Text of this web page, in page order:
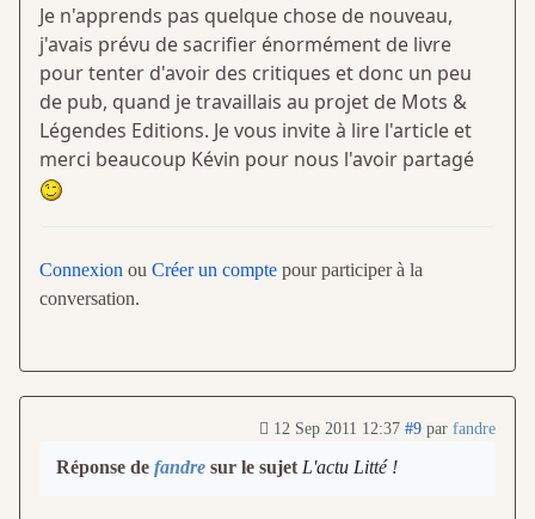
Je n'apprends pas quelque chose de nouveau,
j'avais prévu de sacrifier énormément de livre
pour tenter d'avoir des critiques et donc un peu
de pub, quand je travaillais au projet de Mots &
Légendes Editions. Je vous invite à lire l'article et
merci beaucoup Kévin pour nous l'avoir partagé
Connexion ou Créer un compte pour participer à la
conversation.
12 Sep 2011 12:37 #9 par fandre
Réponse de fandre sur le sujet L'actu Litté !